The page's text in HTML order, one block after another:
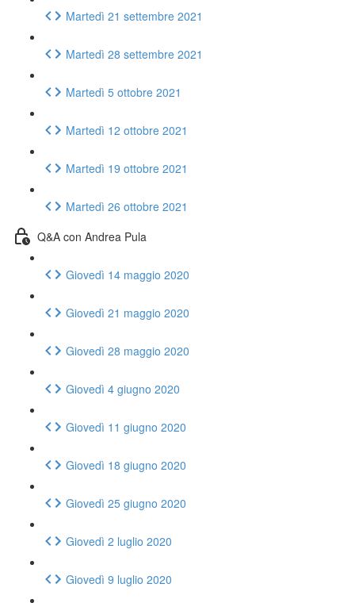
Martedì 21 settembre 2021
Martedì 28 settembre 2021
Martedì 5 ottobre 2021
Martedì 12 ottobre 2021
Martedì 19 ottobre 2021
Martedì 26 ottobre 2021
Q&A con Andrea Pula
Giovedì 14 maggio 2020
Giovedì 21 maggio 2020
Giovedì 28 maggio 2020
Giovedì 4 giugno 2020
Giovedì 11 giugno 2020
Giovedì 18 giugno 2020
Giovedì 25 giugno 2020
Giovedì 2 luglio 2020
Giovedì 9 luglio 2020